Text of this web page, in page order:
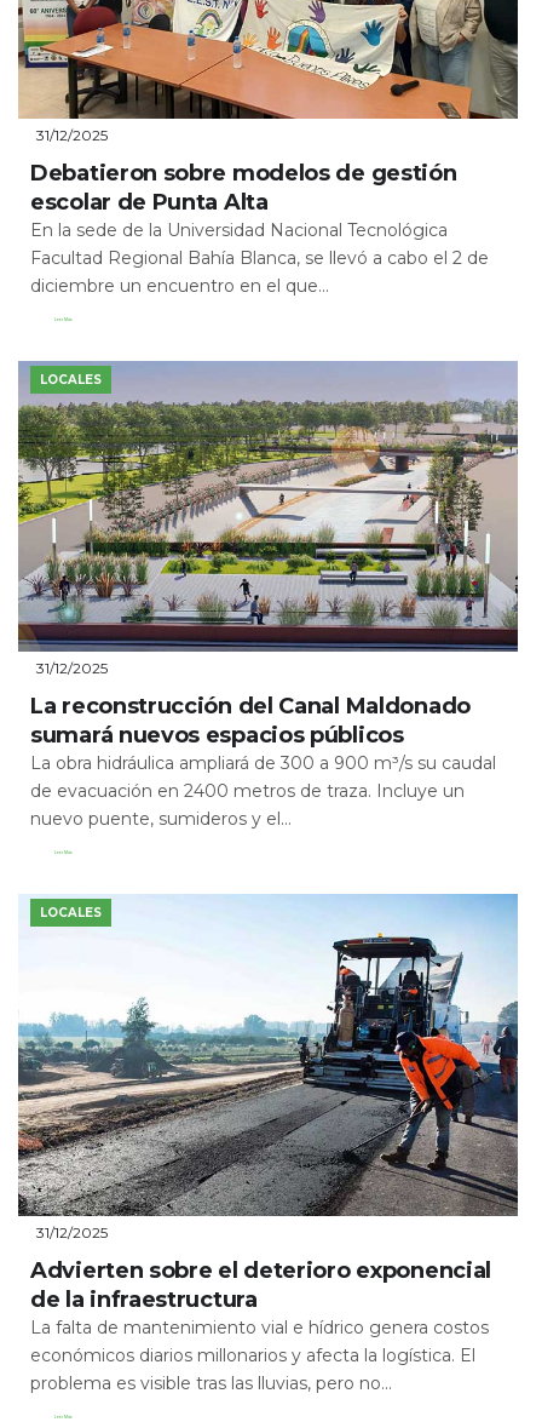
31/12/2025
Debatieron sobre modelos de gestión
escolar de Punta Alta
En la sede de la Universidad Nacional Tecnológica
Facultad Regional Bahía Blanca, se llevó a cabo el 2 de
diciembre un encuentro en el que...
Leer Más
LOCALES
31/12/2025
La reconstrucción del Canal Maldonado
sumará nuevos espacios públicos
La obra hidráulica ampliará de 300 a 900 m³/s su caudal
de evacuación en 2400 metros de traza. Incluye un
nuevo puente, sumideros y el...
Leer Más
LOCALES
31/12/2025
Advierten sobre el deterioro exponencial
de la infraestructura
La falta de mantenimiento vial e hídrico genera costos
económicos diarios millonarios y afecta la logística. El
problema es visible tras las lluvias, pero no...
Leer Más